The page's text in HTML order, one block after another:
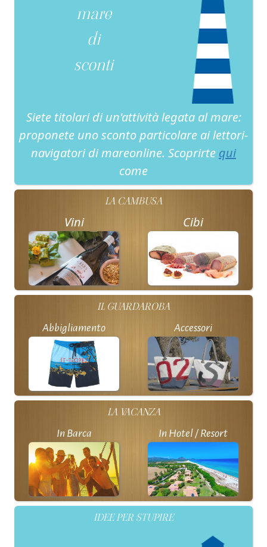
mare
di
sconti
Siete titolari di un'attività legata al mare:
proponete uno sconto particolare ai lettori-
navigatori di mareonline. Scoprirte qui
come
LA CAMBUSA
Vini Cibi
IL GUARDAROBA
Abbigliamento Accessori
LA VACANZA
In Barca In Hotel / Resort
IDEE PER STUPIRE